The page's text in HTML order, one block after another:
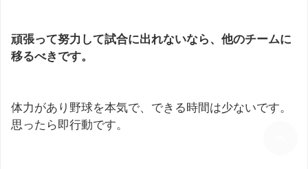
頑張って努力して試合に出れないなら、他のチームに
移るべきです。
体力があり野球を本気で、できる時間は少ないです。
思ったら即行動です。